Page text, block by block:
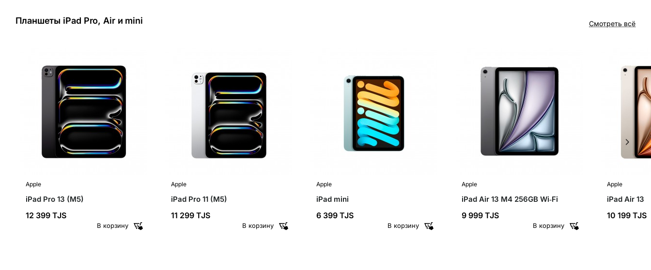
Планшеты iPad Pro, Air и mini Смотреть всё
Apple
iPad Pro 13 (M5)
12 399 TJS
В корзину
Apple
iPad Pro 11 (M5)
11 299 TJS
В корзину
Apple
iPad mini
6 399 TJS
В корзину
Apple
iPad Air 13 M4 256GB Wi‑Fi
9 999 TJS
В корзину
Apple
iPad Air 13
10 199 TJS